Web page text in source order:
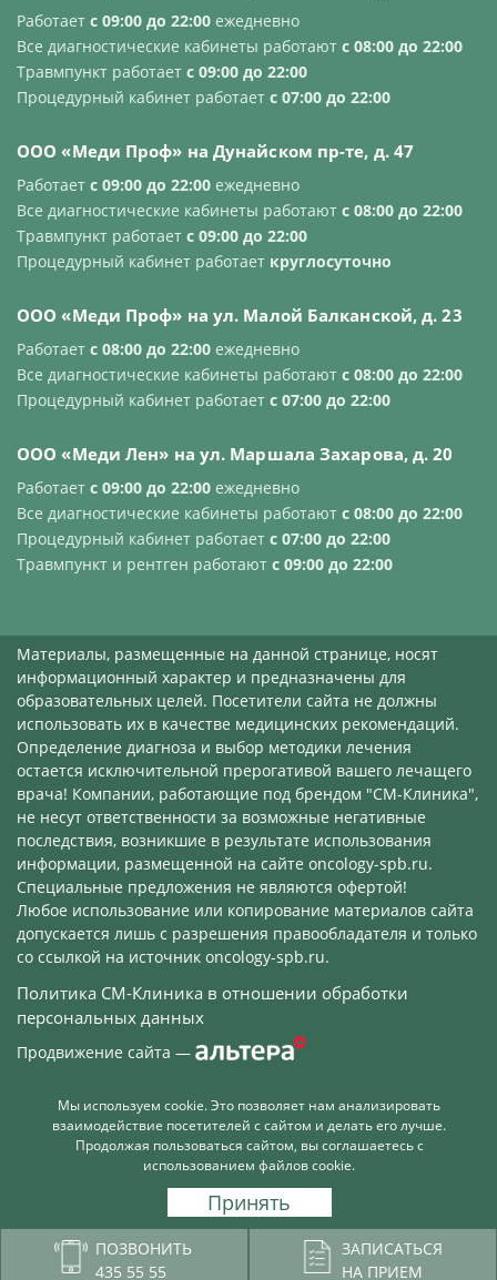
ПОЗВОНИТЬ
435 55 55
ЗАПИСАТЬСЯ
НА ПРИЕМ
Работает с 09:00 до 22:00 ежедневно
Все диагностические кабинеты работают с 08:00 до 22:00
Травмпункт работает с 09:00 до 22:00
Процедурный кабинет работает с 07:00 до 22:00
OOO «Меди Проф» на Дунайском пр-те, д. 47
Работает с 09:00 до 22:00 ежедневно
Все диагностические кабинеты работают с 08:00 до 22:00
Травмпункт работает с 09:00 до 22:00
Процедурный кабинет работает круглосуточно
OOO «Меди Проф» на ул. Малой Балканской, д. 23
Работает с 08:00 до 22:00 ежедневно
Все диагностические кабинеты работают с 08:00 до 22:00
Процедурный кабинет работает с 07:00 до 22:00
OOO «Меди Лен» на ул. Маршала Захарова, д. 20
Работает с 09:00 до 22:00 ежедневно
Все диагностические кабинеты работают с 08:00 до 22:00
Процедурный кабинет работает с 07:00 до 22:00
Травмпункт и рентген работают с 09:00 до 22:00
Материалы, размещенные на данной странице, носят
информационный характер и предназначены для
образовательных целей. Посетители сайта не должны
использовать их в качестве медицинских рекомендаций.
Определение диагноза и выбор методики лечения
остается исключительной прерогативой вашего лечащего
врача! Компании, работающие под брендом "СМ-Клиника",
не несут ответственности за возможные негативные
последствия, возникшие в результате использования
информации, размещенной на сайте oncology-spb.ru.
Специальные предложения не являются офертой!
Любое использование или копирование материалов сайта
допускается лишь с разрешения правообладателя и только
со ссылкой на источник oncology-spb.ru.
Политика СМ-Клиника в отношении обработки
персональных данных
Продвижение сайта —
На данном сайте используется сервис Yandex
SmartCaptcha. Указанный сервис обрабатывает данные
Политика обработки данных
Мы используем cookie. Это позволяет нам анализировать
взаимодействие посетителей с сайтом и делать его лучше.
Продолжая пользоваться сайтом, вы соглашаетесь с
использованием файлов cookie.
Принять